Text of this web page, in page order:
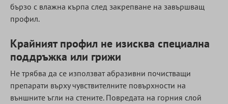
бързо с влажна кърпа след закрепване на завършващ
профил.
Крайният профил не изисква специална
поддръжка или грижи
Не трябва да се използват абразивни почистващи
препарати върху чувствителните повърхности на
външните ъгли на стените. Повредата на горния слой